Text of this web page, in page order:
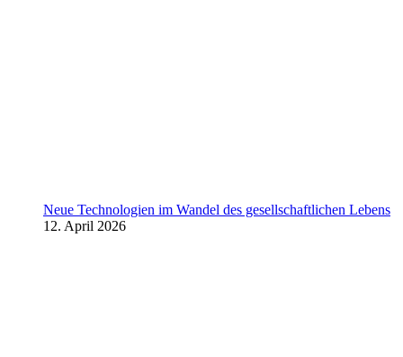
Neue Technologien im Wandel des gesellschaftlichen Lebens
12. April 2026